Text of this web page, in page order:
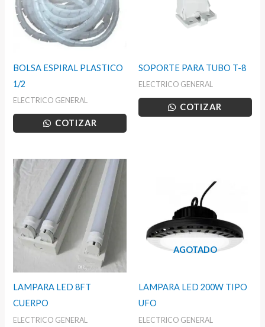
BOLSA ESPIRAL PLASTICO
1/2
ELECTRICO GENERAL
COTIZAR
SOPORTE PARA TUBO T-8
ELECTRICO GENERAL
COTIZAR
LAMPARA LED 8FT
CUERPO
ELECTRICO GENERAL
AGOTADO
LAMPARA LED 200W TIPO
UFO
ELECTRICO GENERAL